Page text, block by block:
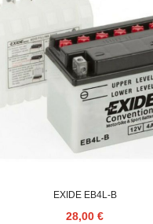
EXIDE EB4L-B
28,00 €